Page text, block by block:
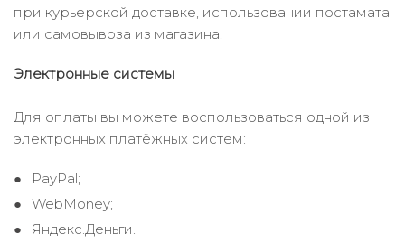
при курьерской доставке, использовании постамата
или самовывоза из магазина.
Электронные системы
Для оплаты вы можете воспользоваться одной из
электронных платёжных систем:
PayPal;
WebMoney;
Яндекс.Деньги.